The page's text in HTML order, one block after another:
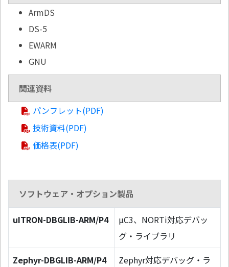
ArmDS
DS-5
EWARM
GNU
関連資料
パンフレット(PDF)
技術資料(PDF)
価格表(PDF)
ソフトウェア・オプション製品
uITRON-DBGLIB-ARM/P4
µC3、NORTi対応デバッ
グ・ライブラリ
Zephyr-DBGLIB-ARM/P4
Zephyr対応デバッグ・ラ